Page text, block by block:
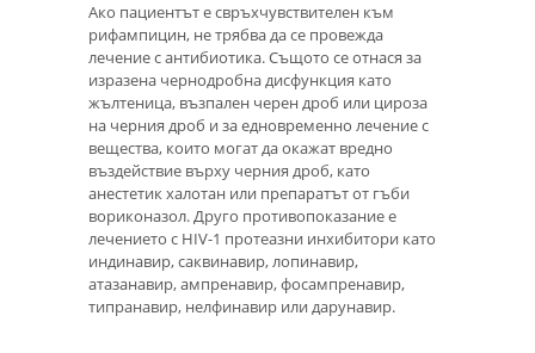
Ако пациентът е свръхчувствителен към
рифампицин, не трябва да се провежда
лечение с антибиотика. Същото се отнася за
изразена чернодробна дисфункция като
жълтеница, възпален черен дроб или цироза
на черния дроб и за едновременно лечение с
вещества, които могат да окажат вредно
въздействие върху черния дроб, като
анестетик халотан или препаратът от гъби
вориконазол. Друго противопоказание е
лечението с HIV-1 протеазни инхибитори като
индинавир, саквинавир, лопинавир,
атазанавир, ампренавир, фосампренавир,
типранавир, нелфинавир или дарунавир.